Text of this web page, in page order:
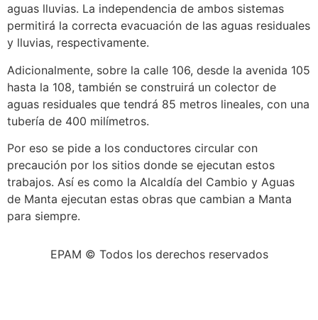
aguas lluvias. La independencia de ambos sistemas
permitirá la correcta evacuación de las aguas residuales
y lluvias, respectivamente.
Adicionalmente, sobre la calle 106, desde la avenida 105
hasta la 108, también se construirá un colector de
aguas residuales que tendrá 85 metros lineales, con una
tubería de 400 milímetros.
Por eso se pide a los conductores circular con
precaución por los sitios donde se ejecutan estos
trabajos. Así es como la Alcaldía del Cambio y Aguas
de Manta ejecutan estas obras que cambian a Manta
para siempre.
EPAM © Todos los derechos reservados